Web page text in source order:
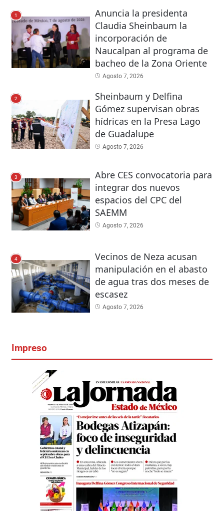
1
Anuncia la presidenta
Claudia Sheinbaum la
incorporación de
Naucalpan al programa de
bacheo de la Zona Oriente
Agosto 7, 2026
2
Sheinbaum y Delfina
Gómez supervisan obras
hídricas en la Presa Lago
de Guadalupe
Agosto 7, 2026
3
Abre CES convocatoria para
integrar dos nuevos
espacios del CPC del
SAEMM
Agosto 7, 2026
4
Vecinos de Neza acusan
manipulación en el abasto
de agua tras dos meses de
escasez
Agosto 7, 2026
Impreso